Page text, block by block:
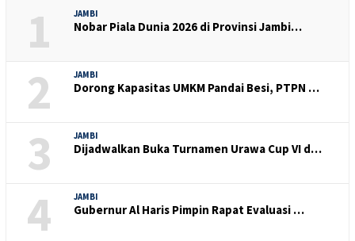
1 JAMBI
Nobar Piala Dunia 2026 di Provinsi Jambi…
2 JAMBI
Dorong Kapasitas UMKM Pandai Besi, PTPN …
3 JAMBI
Dijadwalkan Buka Turnamen Urawa Cup VI d…
4 JAMBI
Gubernur Al Haris Pimpin Rapat Evaluasi …